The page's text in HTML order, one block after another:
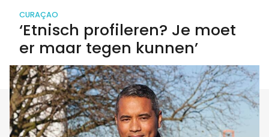
CURAÇAO
‘Etnisch profileren? Je moet
er maar tegen kunnen’